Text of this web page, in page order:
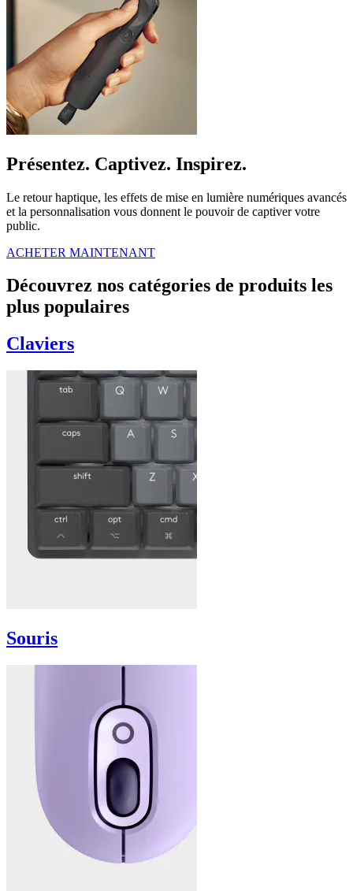
Présentez. Captivez. Inspirez.
Le retour haptique, les effets de mise en lumière numériques avancés
et la personnalisation vous donnent le pouvoir de captiver votre
public.
ACHETER MAINTENANT
Découvrez nos catégories de produits les
plus populaires
Claviers
Souris